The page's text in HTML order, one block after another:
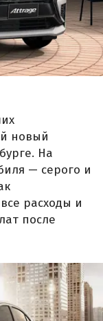
новый
На
— серого и
расходы и
после